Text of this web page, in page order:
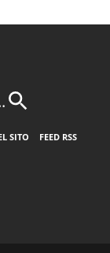
SITO
FEED RSS